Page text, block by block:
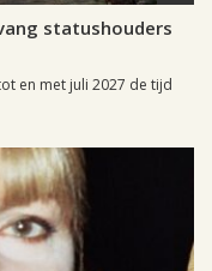
statushouders
en met juli 2027 de tijd